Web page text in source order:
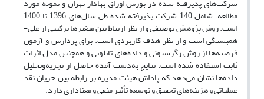
شرکت‌های پذیرفته شده در بورس اوراق بهادار تهران و نمونه مورد
مطالعه، شامل 140 شرکت پذیرفته شده طی سال‌های 1396 تا 1400
است. روش پژوهش توصیفی و از نظر ارتباط بین متغیرها ترکیبی از علی-
همبستگی است و از نظر هدف کاربردی است. برای پردازش و آزمون
فرضیه‌ها از روش رگرسیونی و داده‌های تابلویی و همچنین مدل اثرات
ثابت استفاده شده است. نتایج به‌دست آمده حاصل از تجزیه‌وتحلیل
داده‌ها نشان می‌دهد که پاداش هیئت مدیره بر رابطه بین جریان نقد
عملیاتی و هزینه‌های تحقیق و توسعه تأثیر منفی و معناداری دارد.